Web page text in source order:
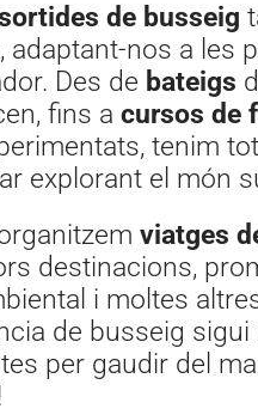
de busseig
adaptant-nos a les
Des de bateigs
fins a cursos de
tenim
explorant el món
viatges
destinacions,
i moltes
de busseig
per gaudir del